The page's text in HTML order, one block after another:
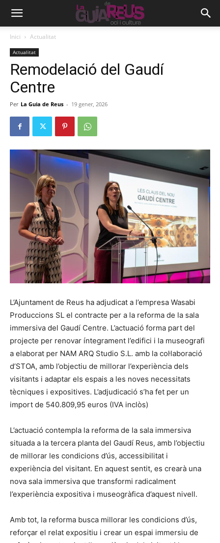
Inici Actualitat
Actualitat
Remodelació del Gaudí
Centre
Per La Guia de Reus - 19 gener, 2026
L’Ajuntament de Reus ha adjudicat a l’empresa Wasabi
Produccions SL el contracte per a la reforma de la sala
immersiva del Gaudí Centre. L’actuació forma part del
projecte per renovar íntegrament l’edifici i la museografi
a elaborat per NAM ARQ Studio S.L. amb la col·laboració
d’STOA, amb l’objectiu de millorar l’experiència dels
visitants i adaptar els espais a les noves necessitats
tècniques i expositives. L’adjudicació s’ha fet per un
import de 540.809,95 euros (IVA inclòs)
L’actuació contempla la reforma de la sala immersiva
situada a la tercera planta del Gaudí Reus, amb l’objectiu
de millorar les condicions d’ús, accessibilitat i
experiència del visitant. En aquest sentit, es crearà una
nova sala immersiva que transformi radicalment
l’experiència expositiva i museogràfica d’aquest nivell.
Amb tot, la reforma busca millorar les condicions d’ús,
reforçar el relat expositiu i crear un espai immersiu de